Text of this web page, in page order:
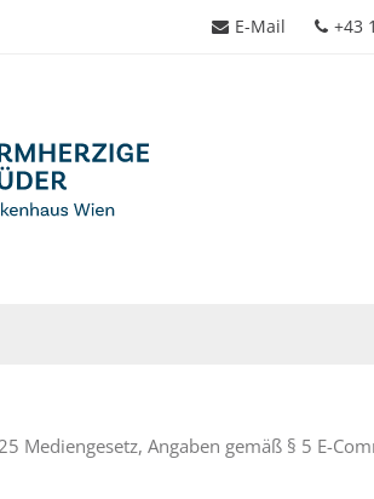
E-Mail +43
Mediengesetz, Angaben gemäß § 5 E-